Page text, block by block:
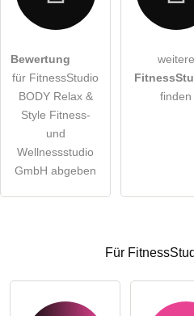
DieDatenschutzerklärunghabe
öffentliche Frage stellen
Hinweis:Bitte beachten Sie,
Besucher sichtbar
Bewertung
für FitnessStudio
BODY Relax &
Style Fitness-
und
Wellnessstudio
GmbH abgeben
weitere
finden
Für